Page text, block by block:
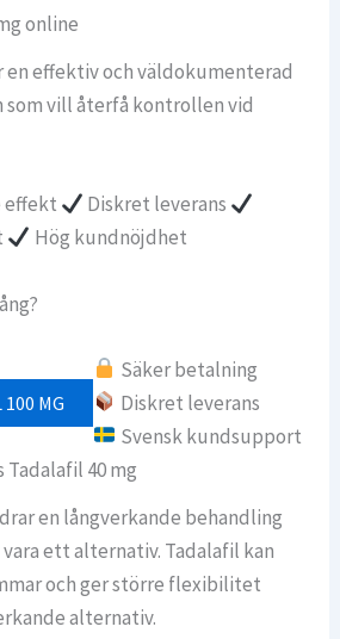
online
en effektiv och väldokumenterad
som vill återfå kontrollen vid
effekt
Diskret leverans
Hög kundnöjdhet
MG
Säker betalning
Diskret leverans
Svensk kundsupport
Tadalafil 40 mg
en långverkande behandling
vara ett alternativ. Tadalafil kan
och ger större flexibilitet
alternativ.